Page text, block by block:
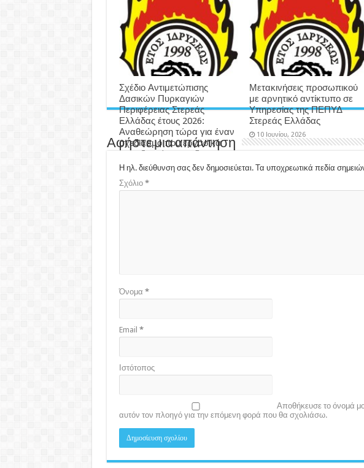
Σχέδιο Αντιμετώπισης
Δασικών Πυρκαγιών
Περιφέρειας Στερεάς
Ελλάδας έτους 2026:
Αναθεώρηση τώρα για έναν
σχεδιασμό που εργασικά
μας εξοντώνει και δεν
δύναται να υλοποιηθεί…
3 εβδομάδες ago
Μετακινήσεις προσωπικού
με αρνητικό αντίκτυπο σε
Υπηρεσίας της ΠΕΠΥΔ
Στερεάς Ελλάδας
10 Ιουνίου, 2026
Αφήστε μια απάντηση
Η ηλ. διεύθυνση σας δεν δημοσιεύεται. Τα υποχρεωτικά πεδία
Σχόλιο *
Όνομα *
Email *
Ιστότοπος
Αποθήκευσε το όνομά
αυτόν τον πλοηγό για την επόμενη φορά που θα σχολιάσω.